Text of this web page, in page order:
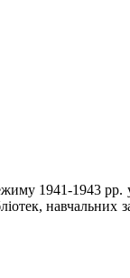
1941-1943 рр.
навчальних